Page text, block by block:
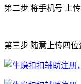
第二步 将手机号 上
第三步 随意上传四